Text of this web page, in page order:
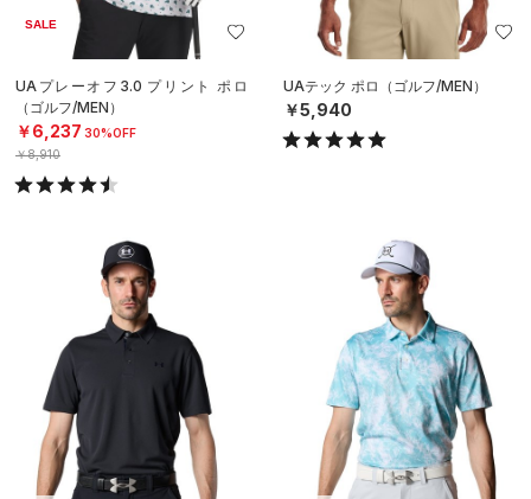
SALE
UAプレーオフ3.0 プリント ポロ
（ゴルフ/MEN）
￥6,237 30%OFF
￥8,910
UAテック ポロ（ゴルフ/MEN）
￥5,940